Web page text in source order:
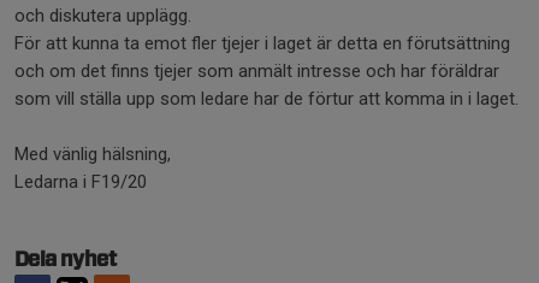
och diskutera upplägg.
För att kunna ta emot fler tjejer i laget är detta en förutsättning
och om det finns tjejer som anmält intresse och har föräldrar
som vill ställa upp som ledare har de förtur att komma in i laget.
Med vänlig hälsning,
Ledarna i F19/20
Dela nyhet